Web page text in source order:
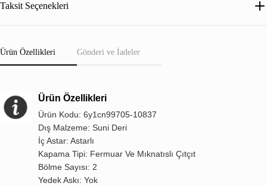
Taksit Seçenekleri
Ürün Özellikleri Gönderi ve İadeler
Ürün Özellikleri
Ürün Kodu: 6y1cn99705-10837
Dış Malzeme: Suni Deri
İç Astar: Astarlı
Kapama Tipi: Fermuar Ve Mıknatıslı Çıtçıt
Bölme Sayısı: 2
Yedek Askı: Yok